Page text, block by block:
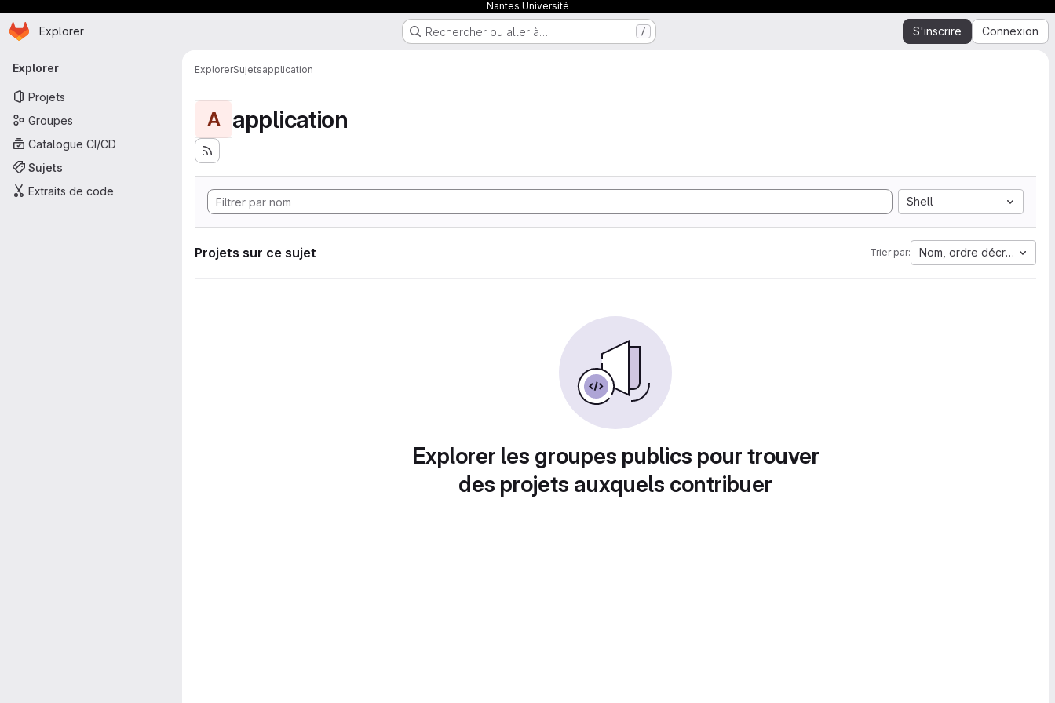
Nantes Université
Passer au contenu principal
Page d'accueil
Explorer Rechercher ou aller à… / S'inscrire Connexion
Navigation principale
Explorer
Projets
Groupes
Catalogue CI/CD
Sujets
Extraits de code
ExplorerSujetsapplication
A application
Shell
Projets sur ce sujet Trier par: Nom, ordre décroissant
Explorer les groupes publics pour trouver
des projets auxquels contribuer